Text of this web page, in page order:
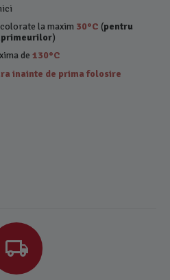
la maxim 30°C (pentru
)
de130°C
inainte de prima folosire